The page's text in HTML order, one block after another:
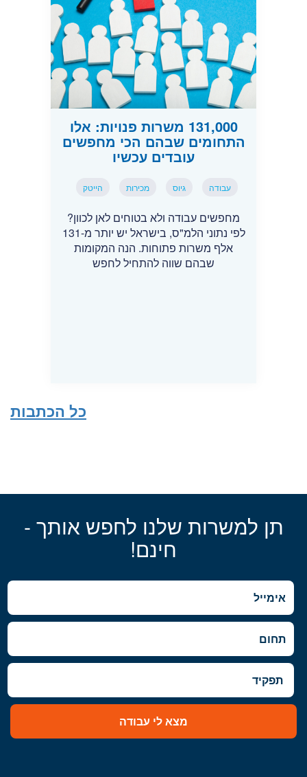
131,000 משרות פנויות: אלו
התחומים שבהם הכי מחפשים
עובדים עכשיו
עבודה גיוס מכירות הייטק
מחפשים עבודה ולא בטוחים לאן לכוון?
לפי נתוני הלמ"ס, בישראל יש יותר מ-131
אלף משרות פתוחות. הנה המקומות
שבהם שווה להתחיל לחפש
כל הכתבות
תן למשרות שלנו לחפש אותך -
חינם!
מצא לי עבודה